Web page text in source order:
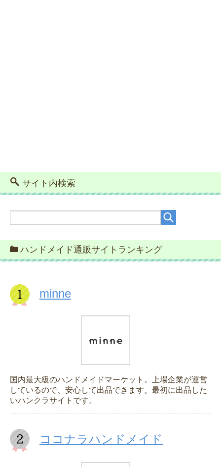
サイト内検索
ハンドメイド通販サイトランキング
minne
国内最大級のハンドメイドマーケット。上場企業が運営
しているので、安心して出品できます。最初に出品した
いハンクラサイトです。
ココナラハンドメイド